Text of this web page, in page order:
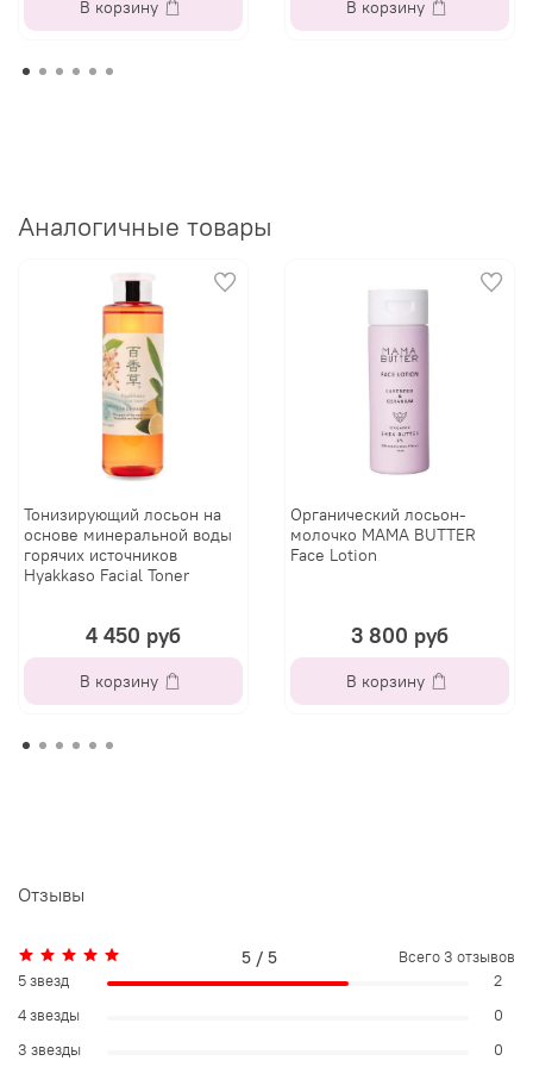
В корзину В корзину
Аналогичные товары
Тонизирующий лосьон на
основе минеральной воды
горячих источников
Hyakkaso Facial Toner
4 450 руб
В корзину
Органический лосьон-
молочко MAMA BUTTER
Face Lotion
3 800 руб
В корзину
Отзывы
5 / 5 Всего3 отзывов
5 звезд
2
4 звезды
0
3 звезды
0